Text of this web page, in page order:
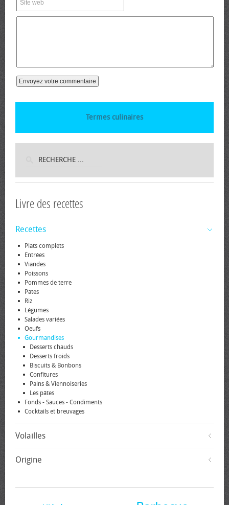
Termes culinaires
Livre des recettes
Recettes
Plats complets
Entrées
Viandes
Poissons
Pommes de terre
Pâtes
Riz
Légumes
Salades variées
Oeufs
Gourmandises
Desserts chauds
Desserts froids
Biscuits & Bonbons
Confitures
Pains & Viennoiseries
Les pâtes
Fonds - Sauces - Condiments
Cocktails et breuvages
Volailles
Origine